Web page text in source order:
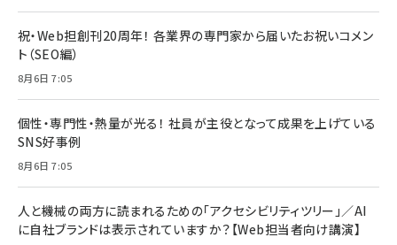
祝・Web担創刊20周年！ 各業界の専門家から届いたお祝いコメン
ト（SEO編）
8月6日 7:05
個性・専門性・熱量が光る！ 社員が主役となって成果を上げている
SNS好事例
8月6日 7:05
人と機械の両方に読まれるための「アクセシビリティツリー」／AI
に自社ブランドは表示されていますか？【Web担当者向け講演】